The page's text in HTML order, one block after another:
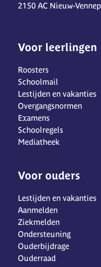
2150 AC Nieuw-Vennep
Voor leerlingen
Roosters
Schoolmail
Lestijden en vakanties
Overgangsnormen
Examens
Schoolregels
Mediatheek
Voor ouders
Lestijden en vakanties
Aanmelden
Ziekmelden
Ondersteuning
Ouderbijdrage
Ouderraad